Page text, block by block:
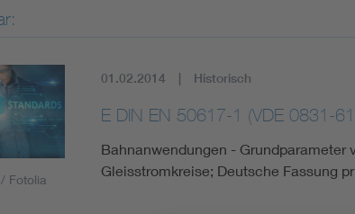
Fotolia
01.02.2014 Historisch
E DIN EN 50617-1 (VDE 0831-
Bahnanwendungen - Grundparameter
Gleisstromkreise; Deutsche Fassung